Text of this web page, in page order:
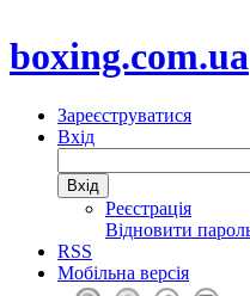
boxing.com.ua
Зареєструватися
Вхід
Реєстрація
Відновити
RSS
Мобільна версія